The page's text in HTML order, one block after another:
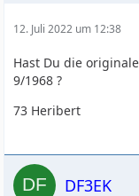
12. Juli 2022 um 12:38
Hast Du die
9/1968 ?
73 Heribert
DF3EK